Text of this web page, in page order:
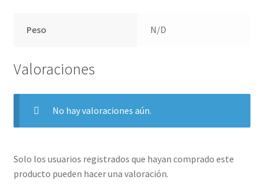
Peso N/D
Valoraciones
No hay valoraciones aún.
Solo los usuarios registrados que hayan comprado este
producto pueden hacer una valoración.